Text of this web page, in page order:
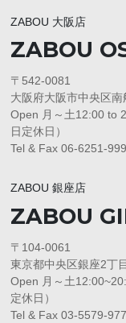
ZABOU 大阪店
ZABOU
〒542-0081
大阪府大阪市中央区
Open 月～土12:00 to
日定休日）
Tel & Fax 06-6251-
ZABOU 銀座店
ZABOU
〒104-0061
東京都中央区銀座2丁
Open 月～土
定休日）
Tel & Fax 03-5579-